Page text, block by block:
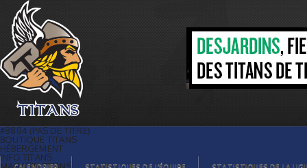
Une mince victoire à South River |
Titans de témiscaming
#8804 (PAS DE TITRE)
BOUTIQUE TITANS
HÉBERGEMENT
INFO TITANS